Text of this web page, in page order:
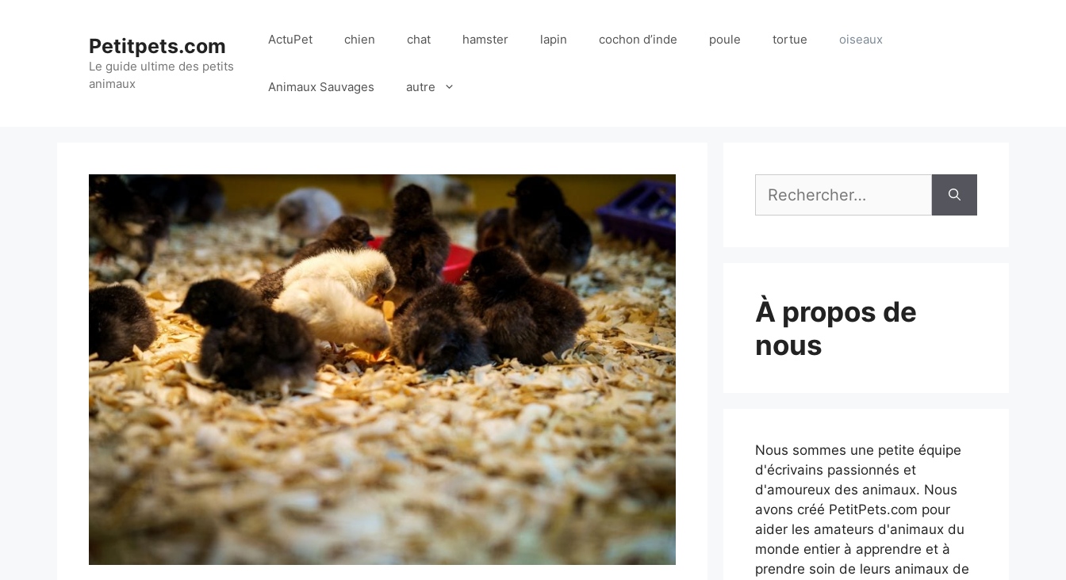
Petitpets.com
Le guide ultime des petits
animaux
ActuPet chien chat hamster lapin cochon d’inde poule tortue oiseaux
Animaux Sauvages autre
À propos de
nous
Nous sommes une petite équipe
d'écrivains passionnés et
d'amoureux des animaux. Nous
avons créé PetitPets.com pour
aider les amateurs d'animaux du
monde entier à apprendre et à
prendre soin de leurs animaux de